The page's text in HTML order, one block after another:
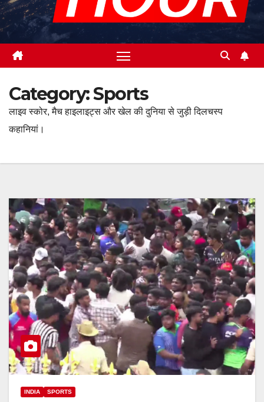
Category:Sports
लाइव स्कोर, मैच हाइलाइट्स और खेल की दुनिया से जुड़ी दिलचस्प
कहानियां।
INDIA SPORTS